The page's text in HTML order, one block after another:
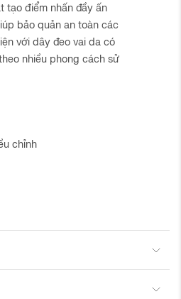
tạo điểm nhấn đầy ấn
bảo quản an toàn các
với dây đeo vai da có
nhiều phong cách sử
chỉnh